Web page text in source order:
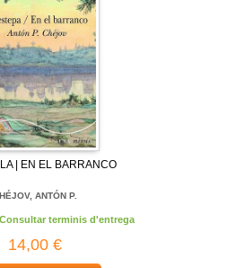
| EN EL BARRANCO
ANTÓN P.
terminis d'entrega
14,00 €